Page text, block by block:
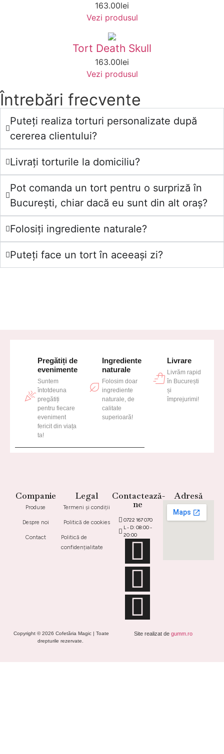
163.00lei
Vezi produsul
Tort Death Skull
163.00lei
Vezi produsul
Întrebări frecvente
Puteți realiza torturi personalizate după
cererea clientului?
Livrați torturile la domiciliu?
Pot comanda un tort pentru o surpriză în
București, chiar dacă eu sunt din alt oraș?
Folosiți ingrediente naturale?
Puteți face un tort în aceeași zi?
Pregătiți de
evenimente
Suntem
întotdeuna
pregătiți
pentru fiecare
eveniment
fericit din viața
ta!
Ingrediente
naturale
Folosim doar
ingrediente
naturale, de
calitate
superioară!
Livrare
Livrăm rapid
în București
și
împrejurimi!
Contactează-
ne
0722 167 070
L - D: 08:00 -
20:00
Companie
Produse
Despre noi
Contact
Legal
Termeni și condiții
Politică de cookies
Politică de
confidențialitate
Adresă
Copyright © 2026 Cofetăria Magic | Toate
drepturile rezervate.
Site realizat de gumm.ro